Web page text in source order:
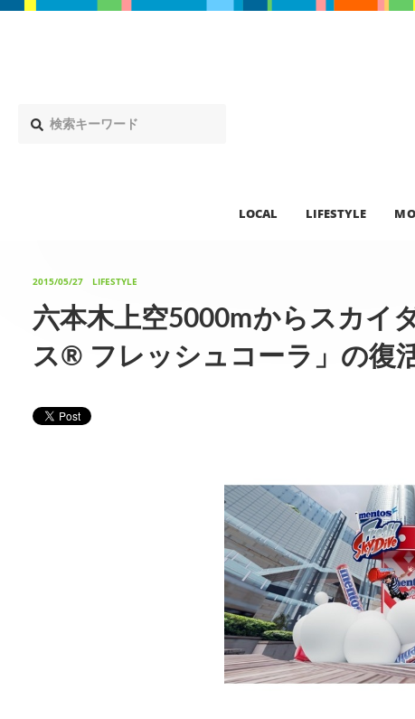
LOCAL LIFESTYLE
2015/05/27 LIFESTYLE
六本木上空5000mからスカイ
ス® フレッシュコーラ」の復